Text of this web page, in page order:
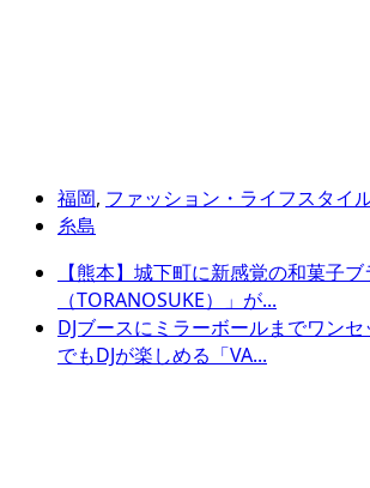
福岡, ファッション・ライフスタイ
糸島
【熊本】城下町に新感覚の和菓子
（TORANOSUKE）」が...
DJブースにミラーボールまでワン
でもDJが楽しめる「VA...